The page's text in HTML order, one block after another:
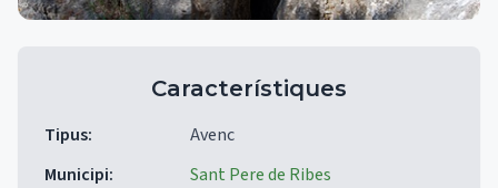
Característiques
Tipus:
Avenc
Municipi:
Sant Pere de Ribes